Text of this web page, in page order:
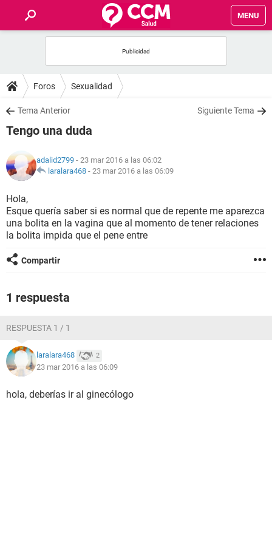
MENU
FOROS
SALUD
FAMILIA
NUTRICIÓN
BIENESTAR
SEXUALIDAD
GLOSARIO
Foros Sexualidad
Tema Anterior Siguiente Tema
Tengo una duda
adalid2799 - 23 mar 2016 a las 06:02
laralara468 - 23 mar 2016 a las 06:09
Hola,
Esque quería saber si es normal que de repente me aparezca
una bolita en la vagina que al momento de tener relaciones
la bolita impida que el pene entre
Compartir
1 respuesta
RESPUESTA 1 / 1
laralara468 2
23 mar 2016 a las 06:09
hola, deberías ir al ginecólogo